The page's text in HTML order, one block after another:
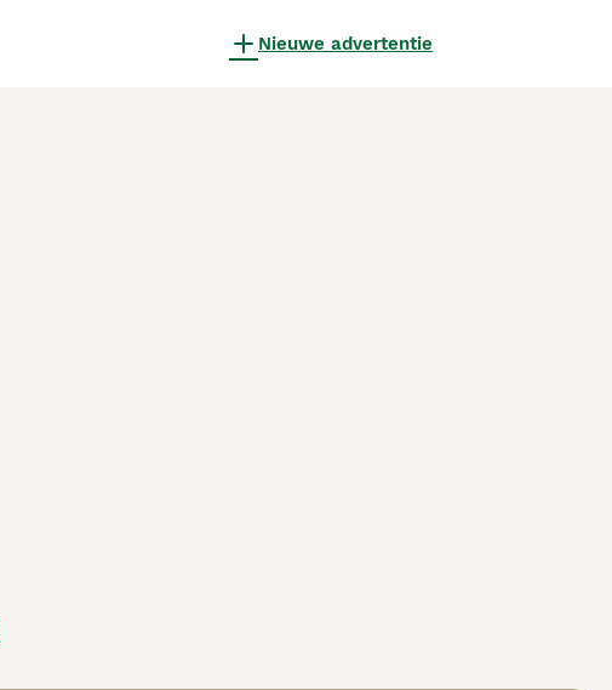
Nieuwe advertentie